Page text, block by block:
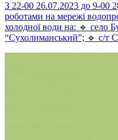
З 22-00 26.07.2023 до 9-00
роботами на мережі
холодної води на: 🔹 село
“Сухолиманський”; 🔹 с/т